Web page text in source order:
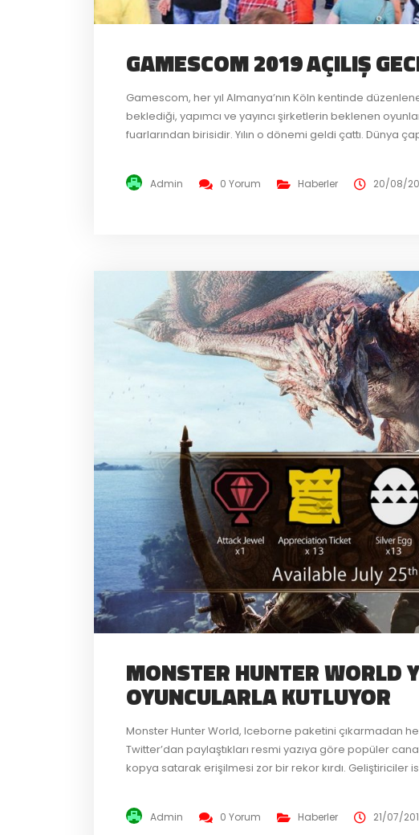
GAMESCOM 2019 AÇILIŞ
Gamescom, her yıl Almanya’nın Köln kentinde
beklediği, yapımcı ve yayıncı şirketlerin beklenen
fuarlarından birisidir. Yılın o dönemi geldi çattı. Dünya
daha önceden tanıtılmış oyunların oyun içi
Admin 0 Yorum Haberler 20/08/
MONSTER HUNTER WORLD
OYUNCULARLA KUTLUYOR
Monster Hunter World, Iceborne paketini çıkarmadan
Twitter’dan paylaştıkları resmi yazıya göre popüler
kopya satarak erişilmesi zor bir rekor kırdı. Geliştiriciler
oyuncular,...
Admin 0 Yorum Haberler 21/07/